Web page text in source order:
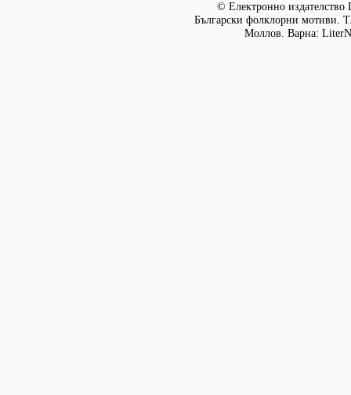
© Електронно издателство
Български фолклорни мотиви.
Моллов. Варна: